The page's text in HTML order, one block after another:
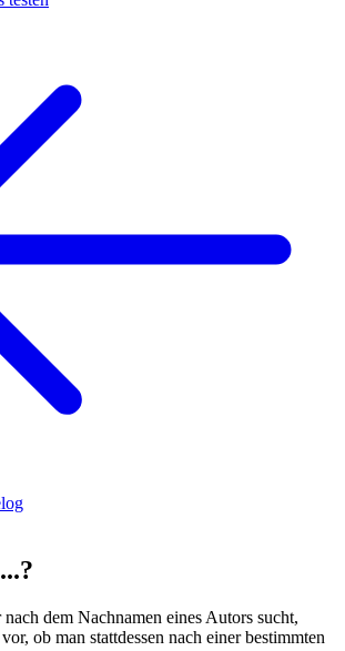
dem Nachnamen eines Autors sucht,
ob man stattdessen nach einer bestimmten